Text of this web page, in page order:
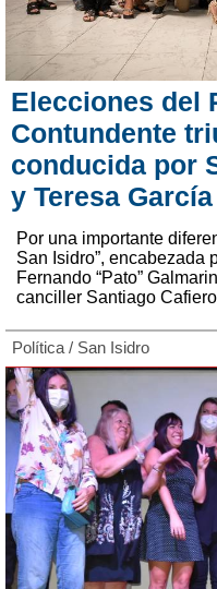
Elecciones del
Contundente
conducida por
y Teresa García
Por una importante
San Isidro”, encabezada
Fernando “Pato”
canciller Santiago
Política / San Isidro